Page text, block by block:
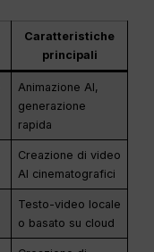
Caratteristiche
principali
Animazione AI,
generazione
rapida
Creazione di video
AI cinematografici
Testo-video locale
o basato su cloud